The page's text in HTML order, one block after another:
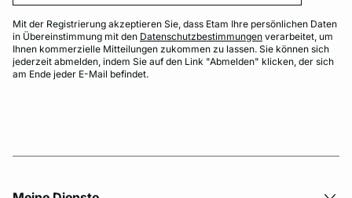
Mit der Registrierung akzeptieren Sie, dass Etam Ihre persönlichen Daten
in Übereinstimmung mit den Datenschutzbestimmungen verarbeitet, um
Ihnen kommerzielle Mitteilungen zukommen zu lassen. Sie können sich
jederzeit abmelden, indem Sie auf den Link "Abmelden" klicken, der sich
am Ende jeder E-Mail befindet.